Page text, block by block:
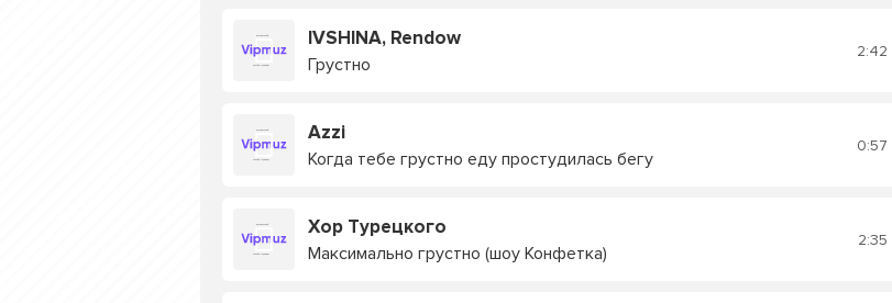
IVSHINA, Rendow
Грустно
2:42
Azzi
Когда тебе грустно еду простудилась бегу
0:57
Хор Турецкого
Максимально грустно (шоу Конфетка)
2:35